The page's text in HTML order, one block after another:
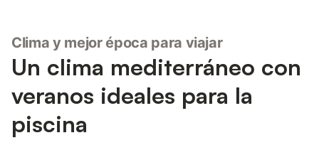
Clima y mejor época para viajar
Un clima mediterráneo con
veranos ideales para la
piscina